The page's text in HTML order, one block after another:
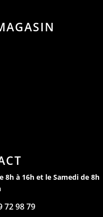
8h à 16h et le Samedi de 8h
72 98 79